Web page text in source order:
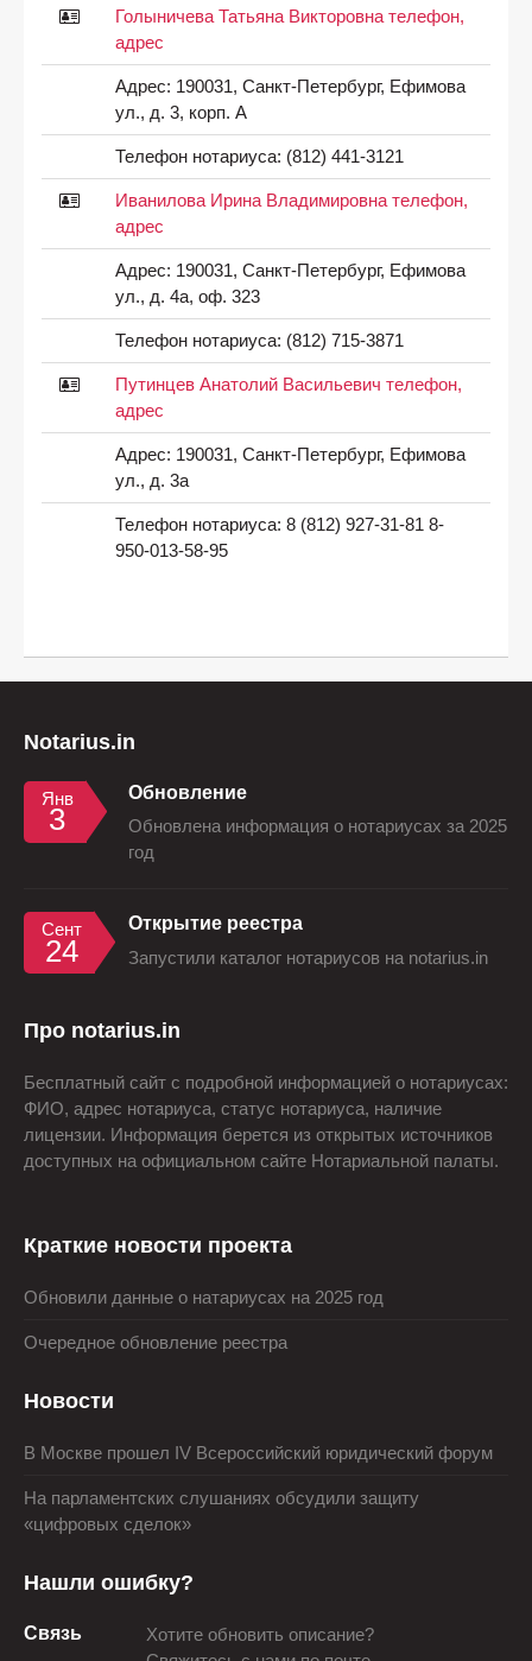
Голыничева Татьяна Викторовна телефон,
адрес
Адрес: 190031, Санкт-Петербург, Ефимова
ул., д. 3, корп. А
Телефон нотариуса: (812) 441-3121
Иванилова Ирина Владимировна телефон,
адрес
Адрес: 190031, Санкт-Петербург, Ефимова
ул., д. 4а, оф. 323
Телефон нотариуса: (812) 715-3871
Путинцев Анатолий Васильевич телефон,
адрес
Адрес: 190031, Санкт-Петербург, Ефимова
ул., д. 3а
Телефон нотариуса: 8 (812) 927-31-81 8-
950-013-58-95
Notarius.in
Янв
3
Обновление
Обновлена информация о нотариусах за 2025
год
Сент
24
Открытие реестра
Запустили каталог нотариусов на notarius.in
Про notarius.in
Бесплатный сайт с подробной информацией о нотариусах:
ФИО, адрес нотариуса, статус нотариуса, наличие
лицензии. Информация берется из открытых источников
доступных на официальном сайте Нотариальной палаты.
Краткие новости проекта
Обновили данные о натариусах на 2025 год
Очередное обновление реестра
Новости
В Москве прошел IV Всероссийский юридический форум
На парламентских слушаниях обсудили защиту
«цифровых сделок»
Нашли ошибку?
Связь
Хотите обновить описание?